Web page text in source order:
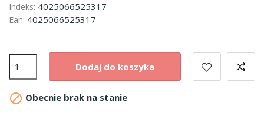
Indeks: 4025066525317
Ean: 4025066525317
Dodaj do koszyka
 Obecnie brak na stanie